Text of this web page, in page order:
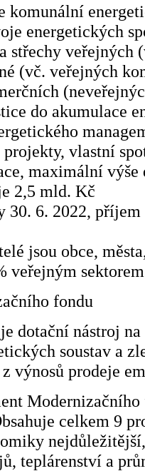
komunální
energetických
střechy veřejných
(vč. veřejných
do akumulace
projekty, vlastní
maximální
2,5 mld. Kč
30. 6. 2022,
jsou obce,
veřejným sektorem
fondu
dotační nástroj
soustav a
výnosů prodeje
celkem 9
teplárenství a